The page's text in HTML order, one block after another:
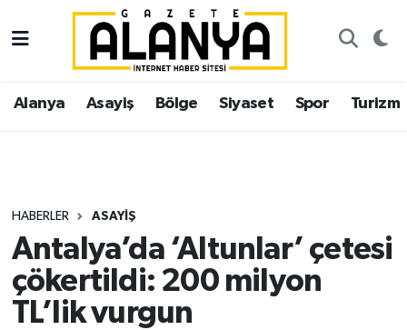
Alanya Asayiş Bölge Siyaset Spor Turizm
HABERLER ASAYIŞ
Antalya’da ‘Altunlar’ çetesi
çökertildi: 200 milyon
TL’lik vurgun
Alanya
Asayiş
Siyaset
Spor
Turizm
İstanbul Nöbetçi Eczaneler
İstanbul Hava Durumu
Süper Lig Puan Durumu ve Fikstür
Tüm Manşetler
Son Dakika Haberleri